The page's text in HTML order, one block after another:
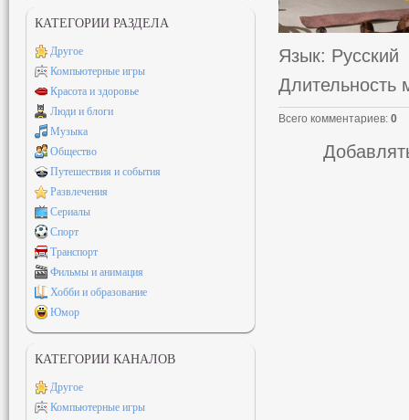
Язык: Русский
Длительность
Всего комментариев: 0
КАТЕГОРИИ РАЗДЕЛА
Другое
Компьютерные игры
Красота и здоровье
Люди и блоги
Музыка
Общество
Путешествия и события
Развлечения
Сериалы
Спорт
Транспорт
Фильмы и анимация
Хобби и образование
Юмор
КАТЕГОРИИ КАНАЛОВ
Другое
Компьютерные игры